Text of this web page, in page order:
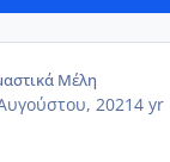
Μέλη
20214 yr